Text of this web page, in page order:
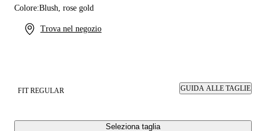
Trova nel negozio
Colore:Blush, rose gold
FIT REGULAR GUIDA ALLE TAGLIE
Seleziona taglia